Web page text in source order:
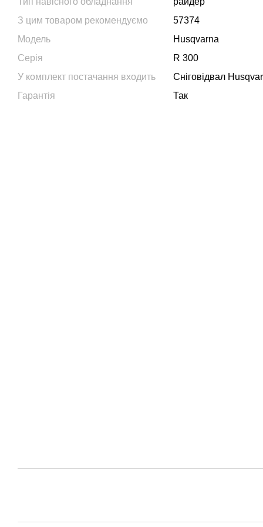
З цим товаром рекомендуємо
57374
Модель
Husqvarna
Серія
R 300
У комплект постачання входить
Сніговідвал
Гарантія
Так